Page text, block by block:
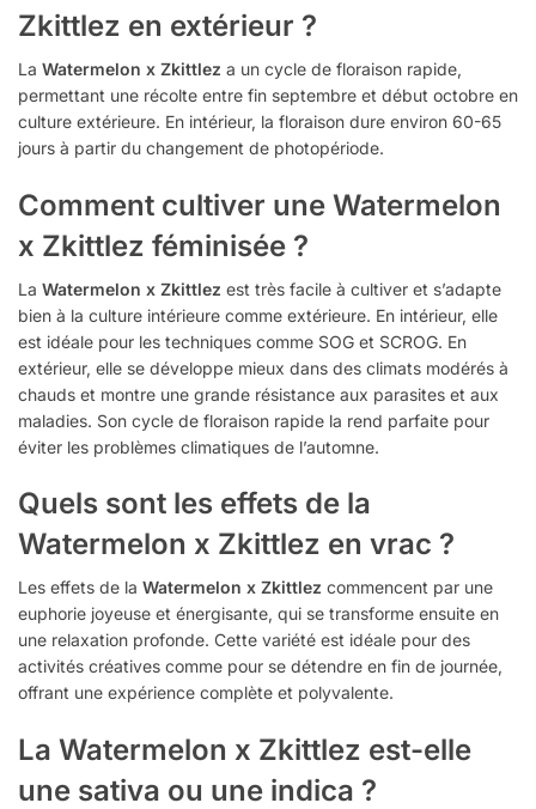
Zkittlez en extérieur ?
La Watermelon x Zkittlez a un cycle de floraison rapide,
permettant une récolte entre fin septembre et début octobre en
culture extérieure. En intérieur, la floraison dure environ 60-65
jours à partir du changement de photopériode.
Comment cultiver une Watermelon
x Zkittlez féminisée ?
La Watermelon x Zkittlez est très facile à cultiver et s’adapte
bien à la culture intérieure comme extérieure. En intérieur, elle
est idéale pour les techniques comme SOG et SCROG. En
extérieur, elle se développe mieux dans des climats modérés à
chauds et montre une grande résistance aux parasites et aux
maladies. Son cycle de floraison rapide la rend parfaite pour
éviter les problèmes climatiques de l’automne.
Quels sont les effets de la
Watermelon x Zkittlez en vrac ?
Les effets de la Watermelon x Zkittlez commencent par une
euphorie joyeuse et énergisante, qui se transforme ensuite en
une relaxation profonde. Cette variété est idéale pour des
activités créatives comme pour se détendre en fin de journée,
offrant une expérience complète et polyvalente.
La Watermelon x Zkittlez est-elle
une sativa ou une indica ?